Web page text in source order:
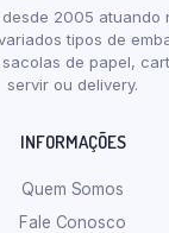
2005 atuando
tipos de
de papel,
servir ou delivery.
INFORMAÇÕES
Quem Somos
Fale Conosco